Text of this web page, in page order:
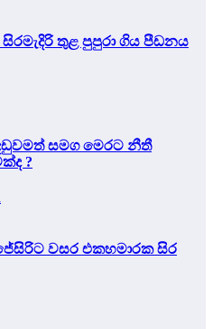
තුළ පුපුරා ගිය පීඩනය
සමග මෙරට නීතී
?
වසර එකහමාරක සිර